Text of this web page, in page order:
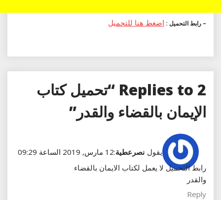
– رابط التحميل : اضغط هنا للتحميل
2 Replies to “تحميل كتاب
الإيمان بالقضاء والقدر”
يقول نصرعطية:12 مارس, 2019 الساعة 09:29
رابط التحميل لا يعمل لكتاب الايمان بالقضاء
والقدر
Reply